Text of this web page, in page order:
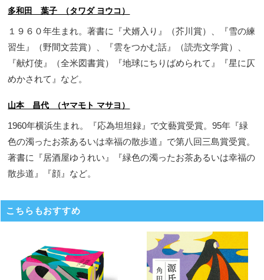
多和田 葉子 （タワダ ヨウコ）
１９６０年生まれ。著書に『犬婿入り』（芥川賞）、『雪の練
習生』（野間文芸賞）、『雲をつかむ話』（読売文学賞）、
『献灯使』（全米図書賞）『地球にちりばめられて』『星に仄
めかされて』など。
山本 昌代 （ヤマモト マサヨ）
1960年横浜生まれ。『応為坦坦録』で文藝賞受賞。95年『緑
色の濁ったお茶あるいは幸福の散歩道』で第八回三島賞受賞。
著書に『居酒屋ゆうれい』『緑色の濁ったお茶あるいは幸福の
散歩道』『顔』など。
こちらもおすすめ